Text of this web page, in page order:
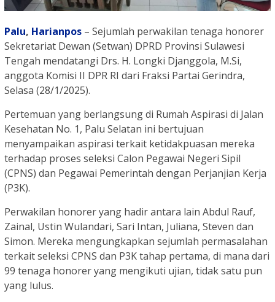
Palu, Harianpos – Sejumlah perwakilan tenaga honorer
Sekretariat Dewan (Setwan) DPRD Provinsi Sulawesi
Tengah mendatangi Drs. H. Longki Djanggola, M.Si,
anggota Komisi II DPR RI dari Fraksi Partai Gerindra,
Selasa (28/1/2025).
Pertemuan yang berlangsung di Rumah Aspirasi di Jalan
Kesehatan No. 1, Palu Selatan ini bertujuan
menyampaikan aspirasi terkait ketidakpuasan mereka
terhadap proses seleksi Calon Pegawai Negeri Sipil
(CPNS) dan Pegawai Pemerintah dengan Perjanjian Kerja
(P3K).
Perwakilan honorer yang hadir antara lain Abdul Rauf,
Zainal, Ustin Wulandari, Sari Intan, Juliana, Steven dan
Simon. Mereka mengungkapkan sejumlah permasalahan
terkait seleksi CPNS dan P3K tahap pertama, di mana dari
99 tenaga honorer yang mengikuti ujian, tidak satu pun
yang lulus.